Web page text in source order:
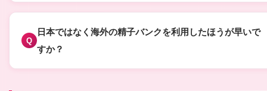
を始めること、体重・生活習慣を改善することが重要です。
た、年齢的に待機が難しい場合（38歳以上など）は、担当医
に相談して待機キャンセル・優先対応の可能性を尋ねること
現時点では法的な告知義務はありません。しかし、近年の生
医療の倫理的動向として、「子どもに自分の出自を知る権利
ある」という考え方が国際的に広まっており、日本でも専門
Q
日本ではなく海外の精子バンクを利用したほうが早いで
すか？